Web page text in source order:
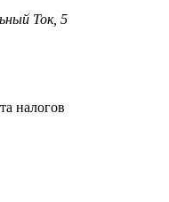
Ток, 5
налогов